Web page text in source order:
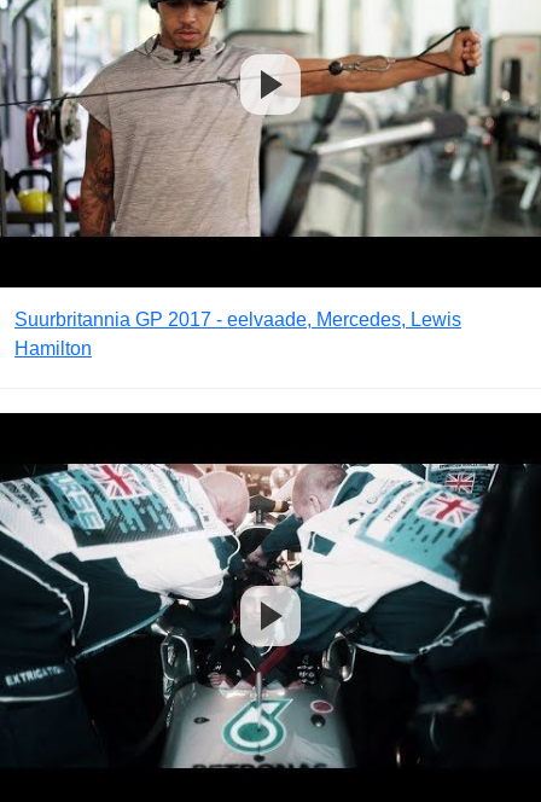
Suurbritannia GP 2017 - eelvaade, Mercedes, Lewis
Hamilton